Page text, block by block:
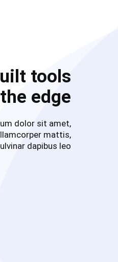
tools
edge
dolor sit amet,
mattis,
dapibus leo.